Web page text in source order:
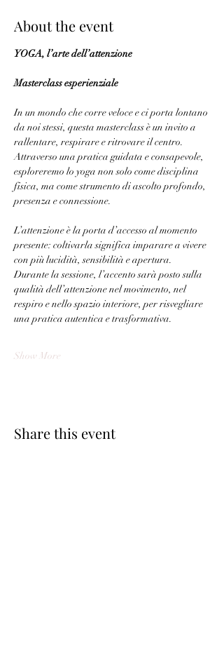
About the event
YOGA, l’arte dell’attenzione
Masterclass esperienziale
In un mondo che corre veloce e ci porta lontano
da noi stessi, questa masterclass è un invito a
rallentare, respirare e ritrovare il centro.
Attraverso una pratica guidata e consapevole,
esploreremo lo yoga non solo come disciplina
fisica, ma come strumento di ascolto profondo,
presenza e connessione.
L’attenzione è la porta d’accesso al momento
presente: coltivarla significa imparare a vivere
con più lucidità, sensibilità e apertura.
Durante la sessione, l’accento sarà posto sulla
qualità dell’attenzione nel movimento, nel
respiro e nello spazio interiore, per risvegliare
una pratica autentica e trasformativa.
Show More
Share this event